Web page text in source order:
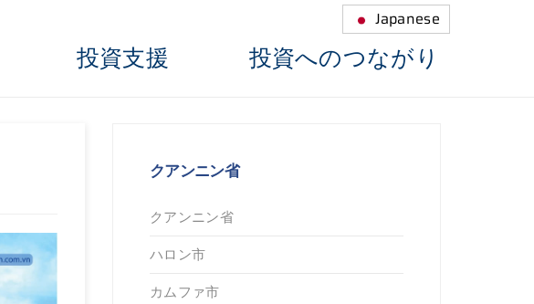
Japanese
投資支援 投資へのつながり
クアンニン省
クアンニン省
ハロン市
カムファ市